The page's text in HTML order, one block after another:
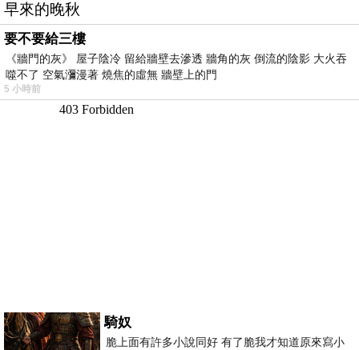
早來的晚秋
要不要給三樓
《牆門的灰》 屋子陰冷 留給牆壁去滲透 牆角的灰 倒流的陰影 大火吞
噬不了 空氣瀰漫著 燒焦的虛無 牆壁上的門
5 小時前
騎奴
脆上面有許多小說同好 有了脆我才知道原來寫小